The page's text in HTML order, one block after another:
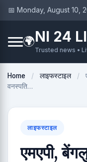
📅 Monday, August 10,
🌍NI 24
Trusted news •
Home / लाइफस्टाइल /
वनस्पति…
लाइफस्टाइल
एमएपी,